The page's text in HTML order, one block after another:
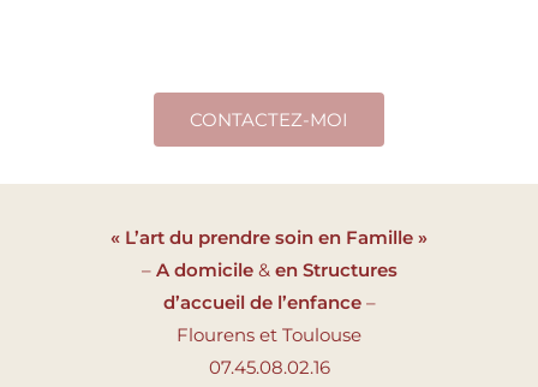
CONTACTEZ-MOI
« L’art du prendre soin en Famille »
– A domicile & en Structures
d’accueil de l’enfance –
Flourens et Toulouse
07.45.08.02.16